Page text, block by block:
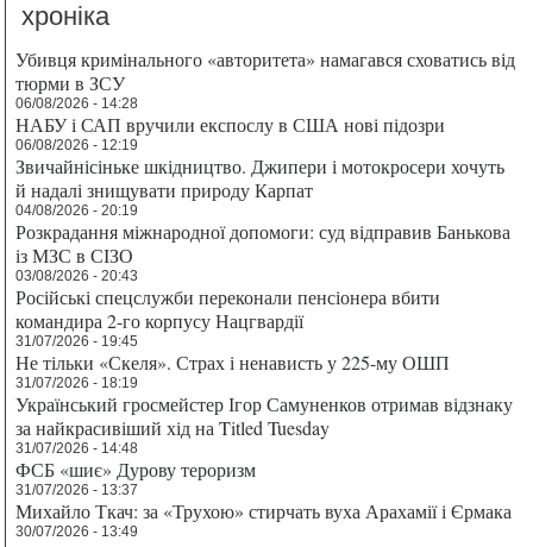
хроніка
Убивця кримінального «авторитета» намагався сховатись від
тюрми в ЗСУ
06/08/2026 - 14:28
НАБУ і САП вручили експослу в США нові підозри
06/08/2026 - 12:19
Звичайнісіньке шкідництво. Джипери і мотокросери хочуть
й надалі знищувати природу Карпат
04/08/2026 - 20:19
Розкрадання міжнародної допомоги: суд відправив Банькова
із МЗС в СІЗО
03/08/2026 - 20:43
Російські спецслужби переконали пенсіонера вбити
командира 2-го корпусу Нацгвардії
31/07/2026 - 19:45
Не тільки «Скеля». Страх і ненависть у 225-му ОШП
31/07/2026 - 18:19
Український гросмейстер Ігор Самуненков отримав відзнаку
за найкрасивіший хід на Titled Tuesday
31/07/2026 - 14:48
ФСБ «шиє» Дурову тероризм
31/07/2026 - 13:37
Михайло Ткач: за «Трухою» стирчать вуха Арахамії і Єрмака
30/07/2026 - 13:49